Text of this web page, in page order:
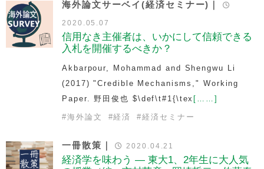
海外論文サーベイ(経済セミナー)｜
2020.05.07
信用なき主催者は、いかにして信頼できる
入札を開催するべきか？
Akbarpour, Mohammad and Shengwu Li
(2017) "Credible Mechanisms," Working
Paper. 野田俊也 $\def\t#1{\tex [……]
#海外論文 #経済 #経済セミナー
一冊散策｜ 2020.04.21
経済学を味わう — 東大1、2年生に大人気